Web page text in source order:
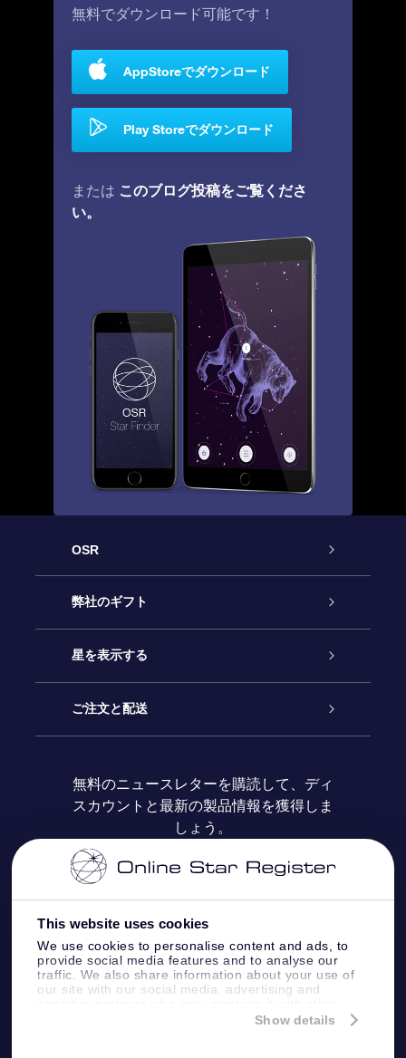
This website uses cookies
We use cookies to personalise content and ads, to
provide social media features and to analyse our
traffic. We also share information about your use of
our site with our social media, advertising and
information that you’ve provided to them or that
Show details
無料でダウンロード可能です！
AppStoreでダウンロード
Play Storeでダウンロード
または このブログ投稿をご覧くださ
い。
OSR
カスタマーサービス
お問い合わせ
ブログ
レビュー
弊社のギフト
Online Starギフト
OSRギフトパック
OSR ギフトカード
法人ギフト
星を表示する
星の登録
カスタマイズされたStar Page
One Million Stars
OSR Starsaver
星間飛行VRアプリ
ご注文と配送
お支払いに関する情報
配送に関する情報
返品ポリシ
星座
無料のニュースレターを購読して、ディ
スカウントと最新の製品情報を獲得しま
しょう。